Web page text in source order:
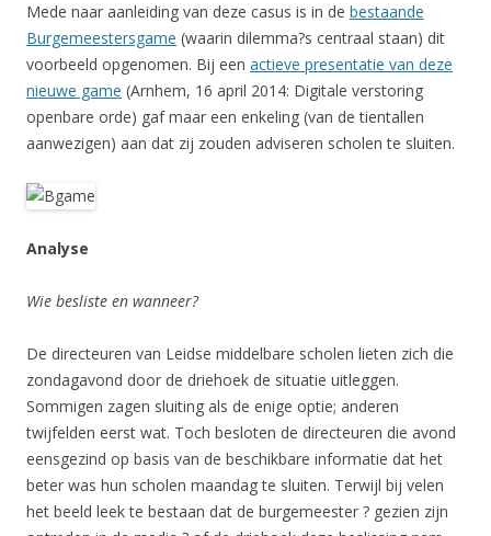
Mede naar aanleiding van deze casus is in de bestaande
Burgemeestersgame (waarin dilemma?s centraal staan) dit
voorbeeld opgenomen. Bij een actieve presentatie van deze
nieuwe game (Arnhem, 16 april 2014: Digitale verstoring
openbare orde) gaf maar een enkeling (van de tientallen
aanwezigen) aan dat zij zouden adviseren scholen te sluiten.
Analyse
Wie besliste en wanneer?
De directeuren van Leidse middelbare scholen lieten zich die
zondagavond door de driehoek de situatie uitleggen.
Sommigen zagen sluiting als de enige optie; anderen
twijfelden eerst wat. Toch besloten de directeuren die avond
eensgezind op basis van de beschikbare informatie dat het
beter was hun scholen maandag te sluiten. Terwijl bij velen
het beeld leek te bestaan dat de burgemeester ? gezien zijn